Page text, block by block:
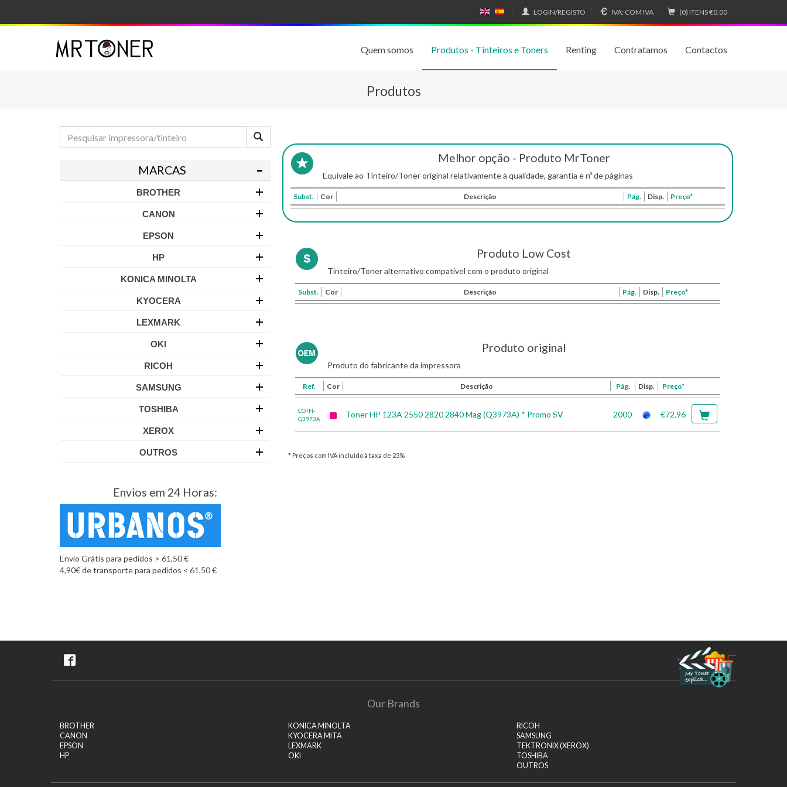
N
H
SP
OL
LOGIN/REGISTO IVA: COM IVA (0) ITENS€0.00
Quem somos Produtos - Tinteiros e Toners Renting Contratamos Contactos
Produtos
MARCAS
BROTHER
CANON
EPSON
HP
KONICA MINOLTA
KYOCERA
LEXMARK
OKI
RICOH
SAMSUNG
TOSHIBA
XEROX
OUTROS
Envios em 24 Horas:
Envio Grátis para pedidos > 61,50 €
4,90€ de transporte para pedidos < 61,50 €
Melhor opção - Produto MrToner
Equivale ao Tinteiro/Toner original relativamente à qualidade, garantia e nº de páginas
Subst. Cor Descrição Pág. Disp. Preço*
Produto Low Cost
Tinteiro/Toner alternativo compatível com o produto original
Subst. Cor Descrição Pág. Disp. Preço*
Produto original
Produto do fabricante da impressora
Ref. Cor Descrição Pág. Disp. Preço*
COTH-
Q3973A
Toner HP 123A 2550 2820 2840 Mag (Q3973A) * Promo SV 2000 €72.96
* Preços com IVA incluído à taxa de 23%
Our Brands
BROTHER
CANON
EPSON
HP
KONICA MINOLTA
KYOCERA MITA
LEXMARK
OKI
RICOH
SAMSUNG
TEKTRONIX (XEROX)
TOSHIBA
OUTROS